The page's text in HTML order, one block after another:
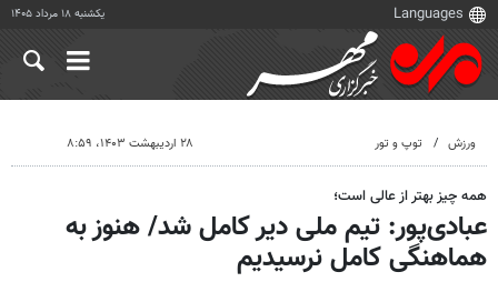
یکشنبه ۱۸ مرداد ۱۴۰۵
ورزش توپ و تور ۲۸ اردیبهشت ۱۴۰۳، ۸:۵۹
همه چیز بهتر از عالی است؛
عبادی‌پور: تیم ملی دیر کامل شد/ هنوز به
هماهنگی کامل نرسیدیم